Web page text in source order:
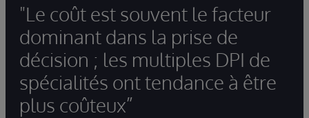
"Le coût est souvent le facteur
dominant dans la prise de
décision ; les multiples DPI de
spécialités ont tendance à être
plus coûteux”